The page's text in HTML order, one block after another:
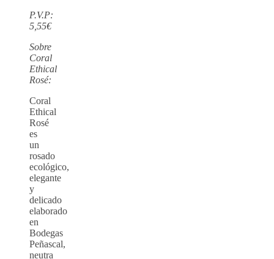
P.V.P:
5,55€
Sobre
Coral
Ethical
Rosé:
Coral
Ethical
Rosé
es
un
rosado
ecológico,
elegante
y
delicado
elaborado
en
Bodegas
Peñascal,
neutra